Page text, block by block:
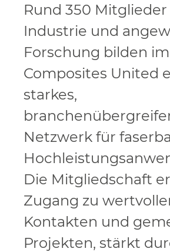
Rund 350 Mitglieder
Industrie und
Forschung bilden im
Composites United
starkes,
Netzwerk für
Die Mitgliedschaft
Zugang zu
Kontakten und
Projekten, stärkt